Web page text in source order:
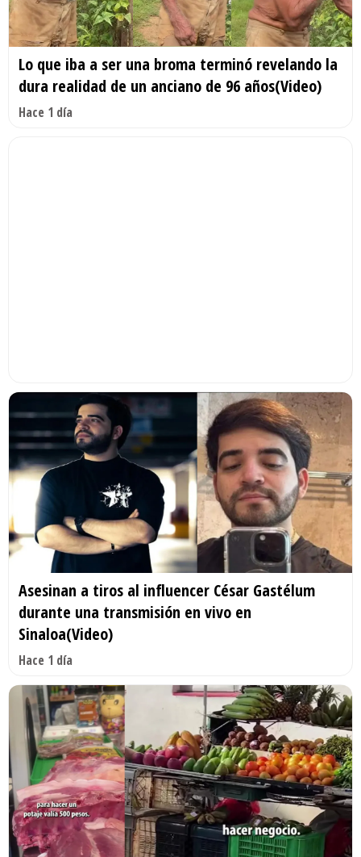
Lo que iba a ser una broma terminó revelando la
dura realidad de un anciano de 96 años(Video)
Hace 1 día
Asesinan a tiros al influencer César Gastélum
durante una transmisión en vivo en
Sinaloa(Video)
Hace 1 día